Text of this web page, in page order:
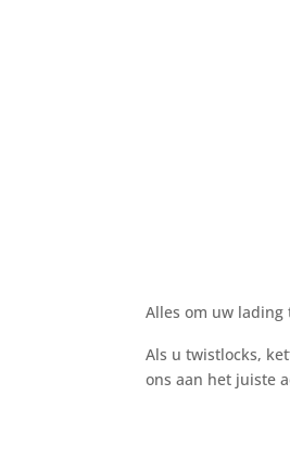
Alles om uw lading
Als u twistlocks,
ons aan het juiste